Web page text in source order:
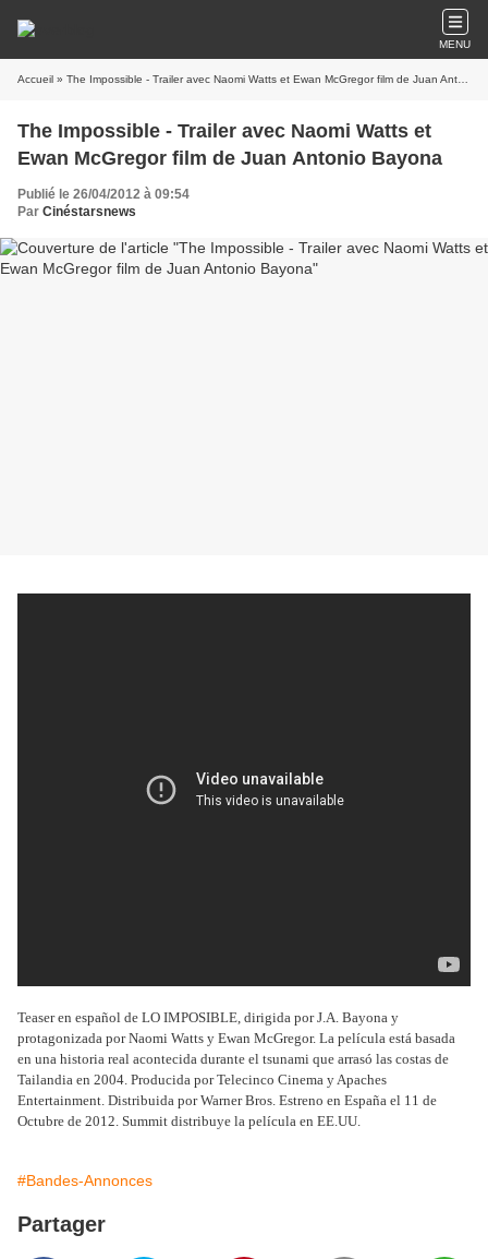
MENU
Accueil » The Impossible - Trailer avec Naomi Watts et Ewan McGregor film de Juan Antonio Bayona
The Impossible - Trailer avec Naomi Watts et
Ewan McGregor film de Juan Antonio Bayona
Publié le 26/04/2012 à 09:54
Par Cinéstarsnews
Teaser en español de LO IMPOSIBLE, dirigida por J.A. Bayona y
protagonizada por Naomi Watts y Ewan McGregor. La película está basada
en una historia real acontecida durante el tsunami que arrasó las costas de
Tailandia en 2004. Producida por Telecinco Cinema y Apaches
Entertainment. Distribuida por Warner Bros. Estreno en España el 11 de
Octubre de 2012. Summit distribuye la película en EE.UU.
#Bandes-Annonces
Partager